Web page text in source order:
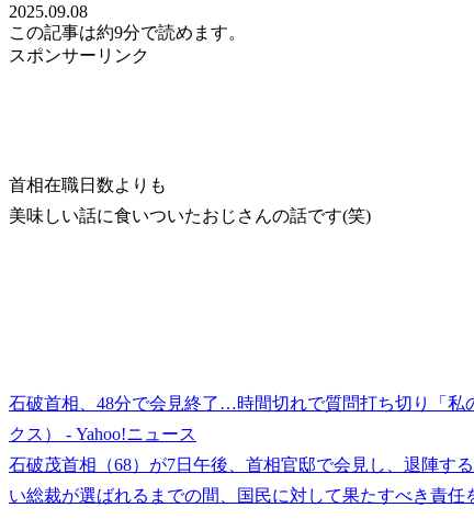
2025.09.08
この記事は約9分で読めます。
スポンサーリンク
首相在職日数よりも
美味しい話に食いついたおじさんの話です(笑)
石破首相、48分で会見終了…時間切れで質問打ち切り「
クス） - Yahoo!ニュース
石破茂首相（68）が7日午後、首相官邸で会見し、退陣す
い総裁が選ばれるまでの間、国民に対して果たすべき責